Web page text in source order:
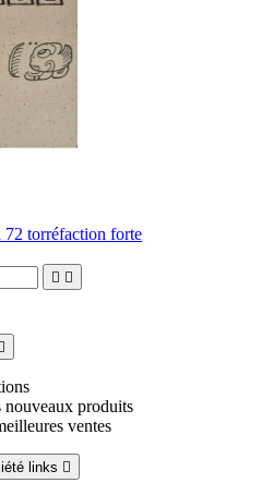
torréfaction forte
 
nouveaux produits
ventes
links 